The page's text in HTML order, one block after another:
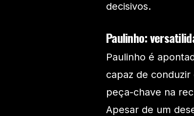
decisivos.
Paulinho:
Paulinho é
capaz de
peça-chave na
Apesar de um